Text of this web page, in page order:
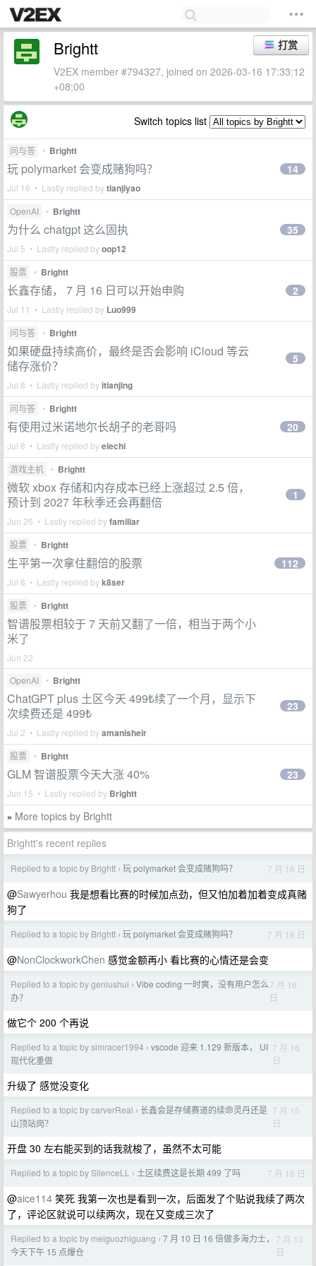
打赏
Brightt
V2EX member #794327, joined on 2026-03-16 17:33:12
+08:00
Switch topics list
问与答 • Brightt
玩 polymarket 会变成赌狗吗？
Jul 16 • Lastly replied bytianjiyao
14
OpenAI • Brightt
为什么 chatgpt 这么固执
Jul 5 • Lastly replied byoop12
35
股票 • Brightt
长鑫存储， 7 月 16 日可以开始申购
Jul 11 • Lastly replied by Luo999
2
问与答 • Brightt
如果硬盘持续高价，最终是否会影响 iCloud 等云
储存涨价？
Jul 8 • Lastly replied byitianjing
5
问与答 • Brightt
有使用过米诺地尔长胡子的老哥吗
Jul 8 • Lastly replied byelechi
20
游戏主机 • Brightt
微软 xbox 存储和内存成本已经上涨超过 2.5 倍，
预计到 2027 年秋季还会再翻倍
Jun 26 • Lastly replied byfamiliar
1
股票 • Brightt
生平第一次拿住翻倍的股票
Jul 8 • Lastly replied byk8ser
112
股票 • Brightt
智谱股票相较于 7 天前又翻了一倍，相当于两个小
米了
Jun 22
OpenAI
• Brightt
ChatGPT plus 土区今天 499₺续了一个月，显示下
次续费还是 499₺
Jul 2 • Lastly replied byamanisheir
23
股票 • Brightt
GLM 智谱股票今天大涨 40%
Jun 15 • Lastly replied by Brightt
23
» More topics by Brightt
Brightt's recent replies
Replied to a topic by Brightt › 玩 polymarket 会变成赌狗吗？ 7 月 16 日
@Sawyerhou 我是想看比赛的时候加点劲，但又怕加着加着变成真赌
狗了
Replied to a topic by Brightt › 玩 polymarket 会变成赌狗吗？ 7 月 16 日
@NonClockworkChen 感觉金额再小 看比赛的心情还是会变
Replied to a topic by geniushui › Vibe coding 一时爽，没有用户怎么
办？
7 月 16
日
做它个 200 个再说
Replied to a topic by simracer1994 › vscode 迎来 1.129 新版本， UI
现代化重做
7 月 16
日
升级了 感觉没变化
Replied to a topic by carverReal › 长鑫会是存储赛道的续命灵丹还是
山顶站岗？
7 月 15
日
开盘 30 左右能买到的话我就梭了，虽然不太可能
Replied to a topic by SilenceLL › 土区续费这是长期 499 了吗 7 月 15 日
@aice114 笑死 我第一次也是看到一次，后面发了个贴说我续了两次
了，评论区就说可以续两次，现在又变成三次了
Replied to a topic by meiguozhiguang › 7 月 10 日 16 倍做多海力士，
今天下午 15 点爆仓
7 月 13
日